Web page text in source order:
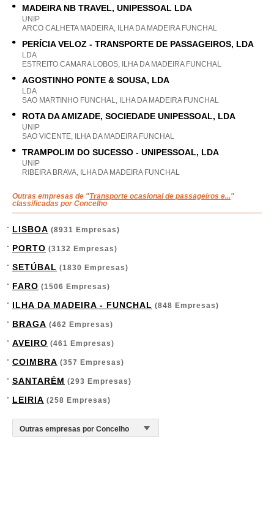
MADEIRA NB TRAVEL, UNIPESSOAL LDA
UNIP
ARCO CALHETA MADEIRA, ILHA DA MADEIRA FUNCHAL
PERÍCIA VELOZ - TRANSPORTE DE PASSAGEIROS, LDA
LDA
ESTREITO CAMARA LOBOS, ILHA DA MADEIRA FUNCHAL
AGOSTINHO PONTE & SOUSA, LDA
LDA
SAO MARTINHO FUNCHAL, ILHA DA MADEIRA FUNCHAL
ROTA DA AMIZADE, SOCIEDADE UNIPESSOAL, LDA
UNIP
SAO VICENTE, ILHA DA MADEIRA FUNCHAL
TRAMPOLIM DO SUCESSO - UNIPESSOAL, LDA
UNIP
RIBEIRA BRAVA, ILHA DA MADEIRA FUNCHAL
Outras empresas de "Transporte ocasional de passageiros e..."
classificadas por Concelho
LISBOA (8931 Empresas)
PORTO (3132 Empresas)
SETÚBAL (1830 Empresas)
FARO (1506 Empresas)
ILHA DA MADEIRA - FUNCHAL (848 Empresas)
BRAGA (462 Empresas)
AVEIRO (461 Empresas)
COIMBRA (357 Empresas)
SANTARÉM (293 Empresas)
LEIRIA (258 Empresas)